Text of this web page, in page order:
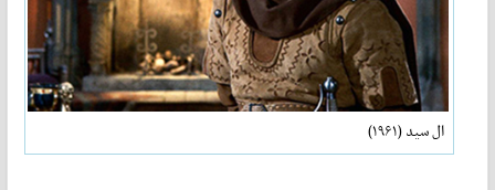
ال سید (۱۹۶۱)